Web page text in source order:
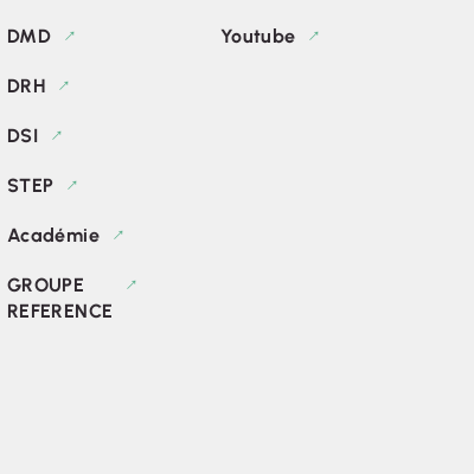
DMD
DRH
DSI
STEP
Académie
GROUPE
REFERENCE
Youtube